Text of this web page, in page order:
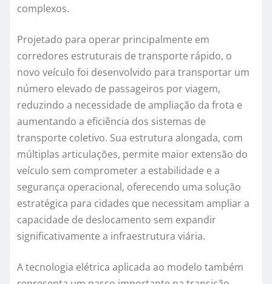
complexos.
Projetado para operar principalmente em
corredores estruturais de transporte rápido, o
novo veículo foi desenvolvido para transportar um
número elevado de passageiros por viagem,
reduzindo a necessidade de ampliação da frota e
aumentando a eficiência dos sistemas de
transporte coletivo. Sua estrutura alongada, com
múltiplas articulações, permite maior extensão do
veículo sem comprometer a estabilidade e a
segurança operacional, oferecendo uma solução
estratégica para cidades que necessitam ampliar a
capacidade de deslocamento sem expandir
significativamente a infraestrutura viária.
A tecnologia elétrica aplicada ao modelo também